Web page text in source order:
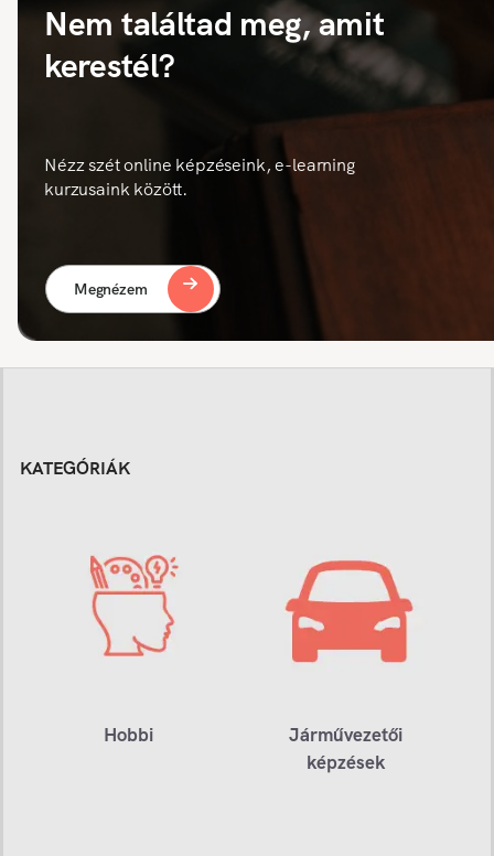
Nem találtad meg, amit
kerestél?
Nézz szét online képzéseink, e-learning
kurzusaink között.
Megnézem
KATEGÓRIÁK
Hobbi
Járművezetői
képzések